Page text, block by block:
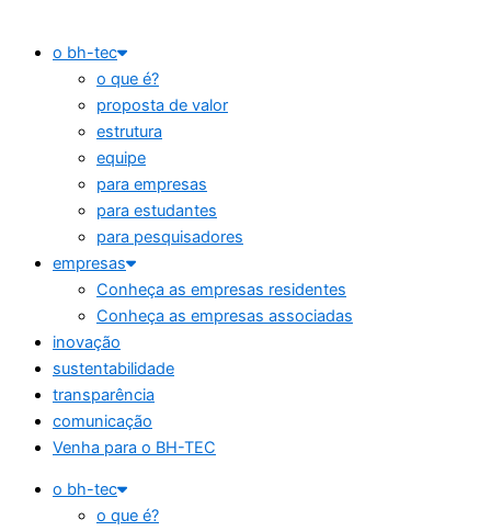
o bh-tec
o que é?
proposta de valor
estrutura
equipe
para empresas
para estudantes
para pesquisadores
empresas
Conheça as empresas residentes
Conheça as empresas associadas
inovação
sustentabilidade
transparência
comunicação
Venha para o BH-TEC
o bh-tec
o que é?